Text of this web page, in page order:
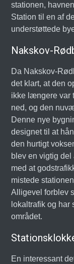
stationen,
Station til en af
understøttede
Nakskov-
Da Nakskov-
det klart, at den
ikke længere var
ned, og den
Denne nye
designet til at
den hurtigt
blev en vigtig del
med at
mistede
Alligevel forblev
lokaltrafik og har
området.
En interessant